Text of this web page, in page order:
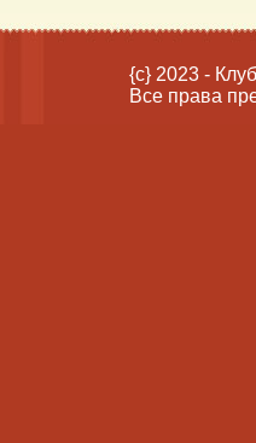
{c} 2023 -
Все права